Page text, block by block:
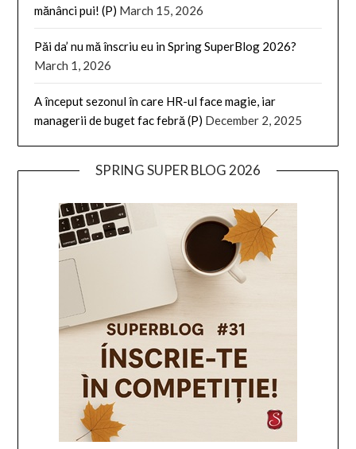
mănânci pui! (P) March 15, 2026
Păi da’ nu mă înscriu eu in Spring SuperBlog 2026?
March 1, 2026
A început sezonul în care HR-ul face magie, iar
managerii de buget fac febră (P) December 2, 2025
SPRING SUPER BLOG 2026